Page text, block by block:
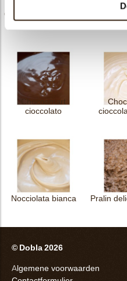
Chococream crunchy
frutti rossi 5
Chocosmart
cioccolato
Nocciolata bianca Pralin
© Dobla 2026
Algemene voorwaarden